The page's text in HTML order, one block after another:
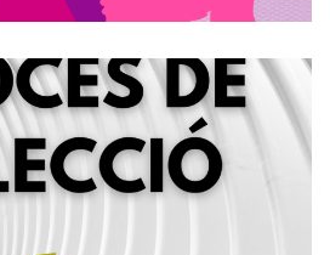
Borsa D'auxiliars
ves, Grup C2